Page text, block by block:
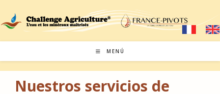
contenido
MENÚ
Nuestros servicios de